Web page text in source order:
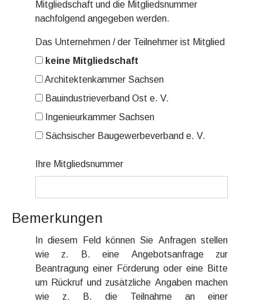
Mitgliedschaft und die Mitgliedsnummer
nachfolgend angegeben werden.
Das Unternehmen / der Teilnehmer ist Mitglied
keine Mitgliedschaft
Architektenkammer Sachsen
Bauindustrieverband Ost e. V.
Ingenieurkammer Sachsen
Sächsischer Baugewerbeverband e. V.
Ihre Mitgliedsnummer
Bemerkungen
In diesem Feld können Sie Anfragen stellen
wie z. B. eine Angebotsanfrage zur
Beantragung einer Förderung oder eine Bitte
um Rückruf und zusätzliche Angaben machen
wie z. B. die Teilnahme an einer